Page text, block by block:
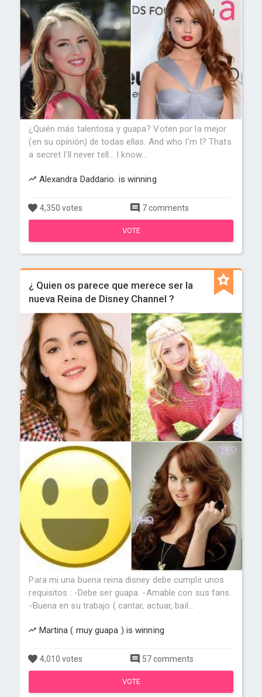
¿Quién más talentosa y guapa? Voten por la mejor
(en su opinión) de todas ellas. And who I'm I? Thats
a secret I'll never tell... I know...
Alexandra Daddario. is winning
4,350 votes 7 comments
VOTE
¿ Quien os parece que merece ser la
nueva Reina de Disney Channel ?
Para mi una buena reina disney debe cumplir unos
requisitos : -Debe ser guapa. -Amable con sus fans.
-Buena en su trabajo ( cantar, actuar, bail...
Martina ( muy guapa ) is winning
4,010 votes 57 comments
VOTE